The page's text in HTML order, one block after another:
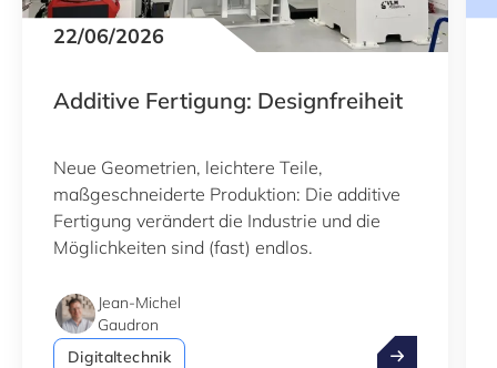
22/06/2026
Additive Fertigung: Designfreiheit
Neue Geometrien, leichtere Teile,
maßgeschneiderte Produktion: Die additive
Fertigung verändert die Industrie und die
Möglichkeiten sind (fast) endlos.
Jean-Michel
Gaudron
Digitaltechnik
Additive